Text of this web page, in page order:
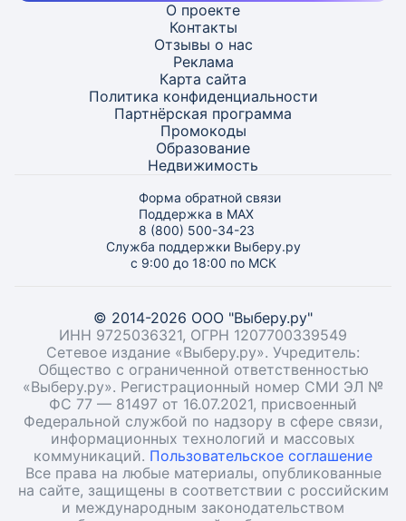
О проекте
Контакты
Отзывы о нас
Реклама
Карта сайта
Политика конфиденциальности
Партнёрская программа
Промокоды
Образование
Недвижимость
Форма обратной связи
Поддержка в MAX
8 (800) 500-34-23
Служба поддержки Выберу.ру
с 9:00 до 18:00 по МСК
© 2014-2026 ООО "Выберу.ру"
ИНН 9725036321, ОГРН 1207700339549
Сетевое издание «Выберу.ру». Учредитель:
Общество с ограниченной ответственностью
«Выберу.ру». Регистрационный номер СМИ ЭЛ №
ФС 77 — 81497 от 16.07.2021, присвоенный
Федеральной службой по надзору в сфере связи,
информационных технологий и массовых
коммуникаций. Пользовательское соглашение
Все права на любые материалы, опубликованные
на сайте, защищены в соответствии с российским
и международным законодательством